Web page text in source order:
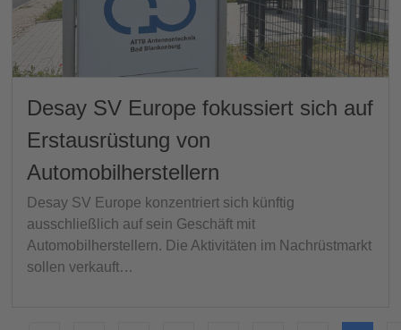
Desay SV Europe fokussiert sich auf
Erstausrüstung von
Automobilherstellern
Desay SV Europe konzentriert sich künftig
ausschließlich auf sein Geschäft mit
Automobilherstellern. Die Aktivitäten im Nachrüstmarkt
sollen verkauft…